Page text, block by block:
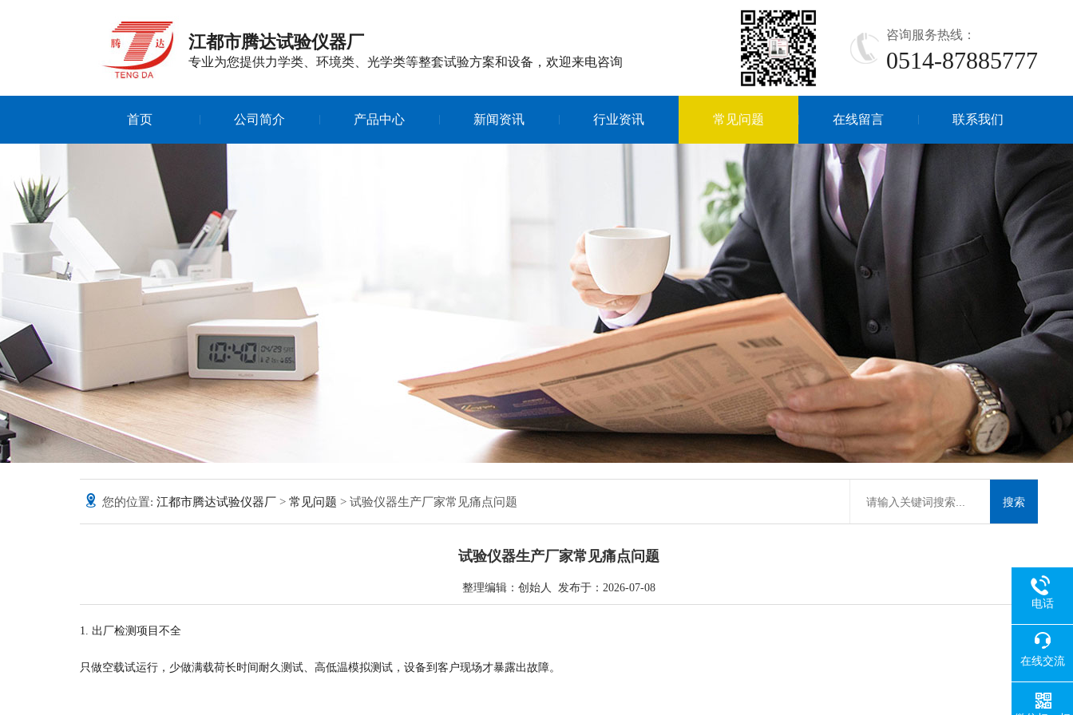
江都市腾达试验仪器厂
专业为您提供力学类、环境类、光学类等整套试验方案和设备，欢迎来电咨询
咨询服务热线：
0514-87885777
首页 公司简介 产品中心 新闻资讯 行业资讯 常见问题 在线留言 联系我们
您的位置: 江都市腾达试验仪器厂 > 常见问题 > 试验仪器生产厂家常见痛点问题
试验仪器生产厂家常见痛点问题
整理编辑：创始人 发布于：2026-07-08
1. 出厂检测项目不全
只做空载试运行，少做满载荷长时间耐久测试、高低温模拟测试，设备到客户现场才暴露出故障。
电话
在线交流